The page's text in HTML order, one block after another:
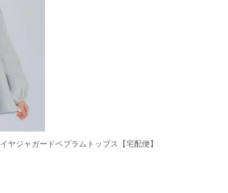
ヤジャガードペプラムトップス【宅配便】